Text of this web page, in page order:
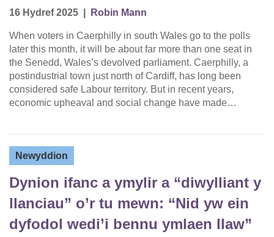
16 Hydref 2025 Robin Mann
When voters in Caerphilly in south Wales go to the polls
later this month, it will be about far more than one seat in
the Senedd, Wales’s devolved parliament. Caerphilly, a
postindustrial town just north of Cardiff, has long been
considered safe Labour territory. But in recent years,
economic upheaval and social change have made…
Newyddion
Dynion ifanc a ymylir a “diwylliant y
llanciau” o’r tu mewn: “Nid yw ein
dyfodol wedi’i bennu ymlaen llaw”